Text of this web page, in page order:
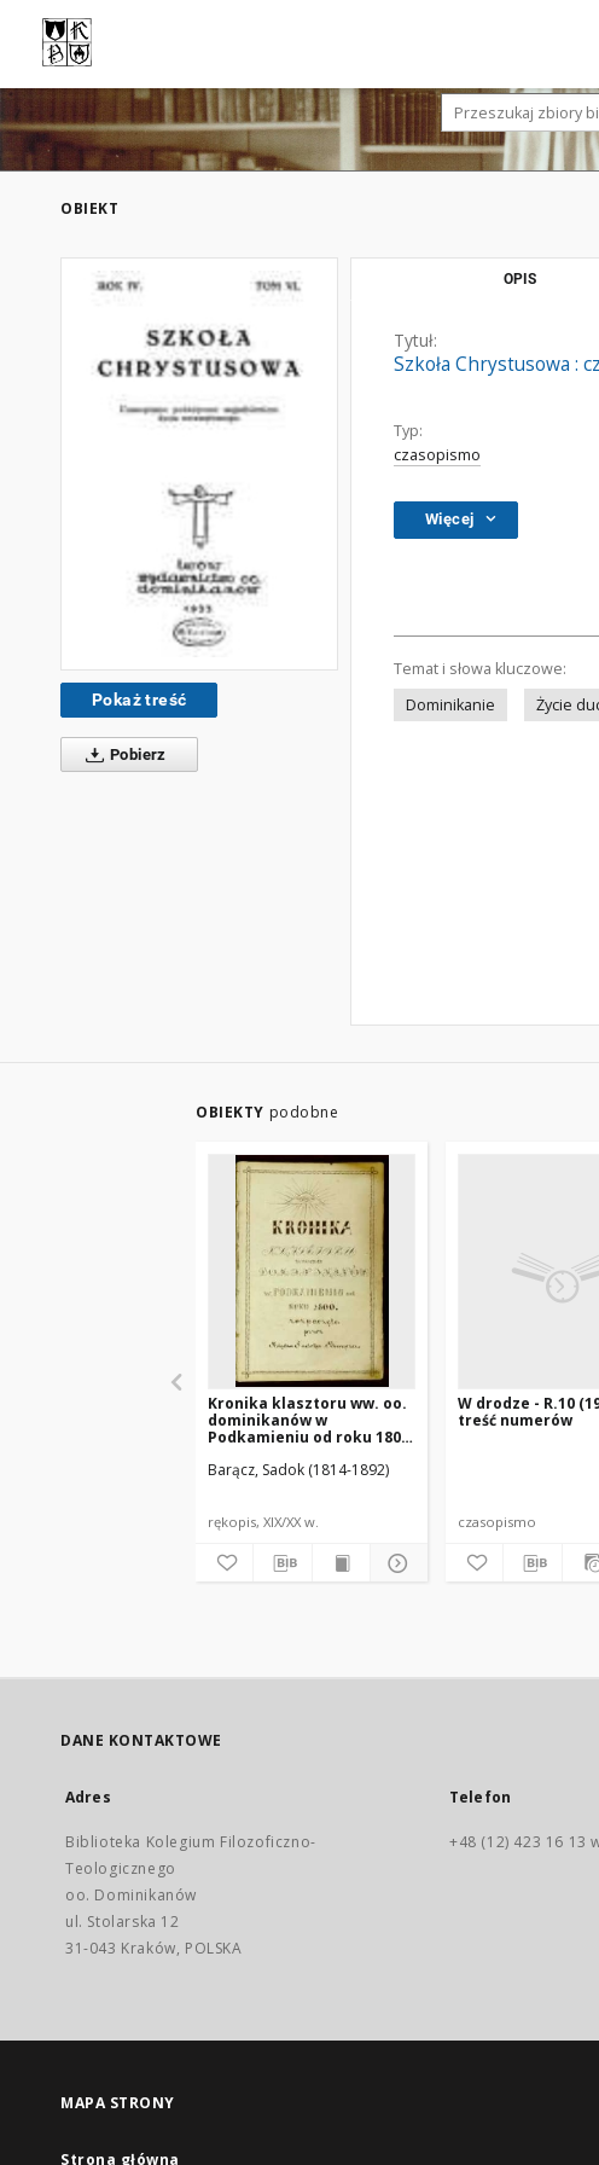
OBIEKT
Pokaż treść
Pobierz
OPIS
Tytuł:
Szkoła Chrystusowa :
Typ:
czasopismo
Więcej
Temat i słowa kluczowe:
Dominikanie
Życie
OBIEKTY podobne
Kronika klasztoru ww. oo.
dominikanów w
Podkamieniu od roku 1800
Sadoka Barącza
Barącz, Sadok (1814-1892)
rękopis, XIX/XX w.
W drodze - R.10
treść numerów
czasopismo
DANE KONTAKTOWE
Adres
Biblioteka Kolegium Filozoficzno-
Teologicznego
oo. Dominikanów
ul. Stolarska 12
31-043 Kraków, POLSKA
Telefon
+48 (12) 423 16 13
MAPA STRONY
Strona główna